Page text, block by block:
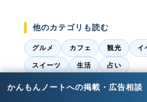
他のカテゴリも読む
グルメ カフェ 観光 イ
スイーツ 生活 占い
エリアから探す
かんもんノートへの掲載・広告相談